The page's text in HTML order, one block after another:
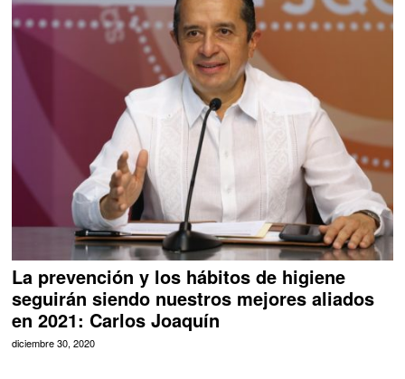
La prevención y los hábitos de higiene
seguirán siendo nuestros mejores aliados
en 2021: Carlos Joaquín
diciembre 30, 2020